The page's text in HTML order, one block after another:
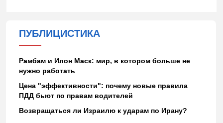
ПУБЛИЦИСТИКА
Рамбам и Илон Маск: мир, в котором больше не
нужно работать
Цена "эффективности": почему новые правила
ПДД бьют по правам водителей
Возвращаться ли Израилю к ударам по Ирану?